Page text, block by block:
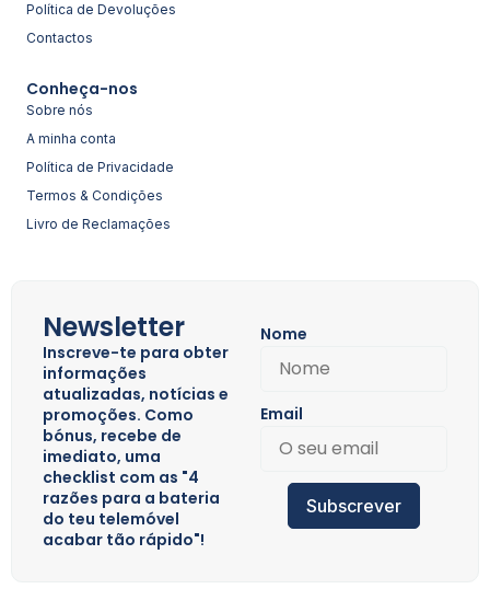
Política de Devoluções
Contactos
Conheça-nos
Sobre nós
A minha conta
Política de Privacidade
Termos & Condições
Livro de Reclamações
Newsletter
Inscreve-te para obter
informações
atualizadas, notícias e
promoções. Como
bónus, recebe de
imediato, uma
checklist com as "4
razões para a bateria
do teu telemóvel
acabar tão rápido"!
Nome
Email
Subscrever